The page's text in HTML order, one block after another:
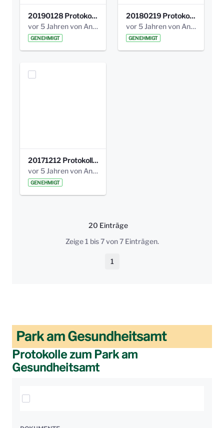
20190128 Protokoll der Projektgruppe Olgäle.pdf
vor 5 Jahren von Anni Schlumberger
GENEHMIGT
20180219 Protokoll der Projektgruppe Olgaele2012.pdf
vor 5 Jahren von Anni Schlumberger
GENEHMIGT
20171212 Protokoll-Klettergerüst-3b-neu-.pdf
vor 5 Jahren von Anni Schlumberger
GENEHMIGT
20 Einträge
Pro Seite
Zeige 1 bis 7 von 7 Einträgen.
Seite
1
Park am Gesundheitsamt
Protokolle zum Park am
Gesundheitsamt
Elemente auswählen